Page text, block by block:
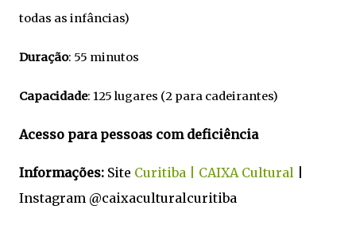
todas as infâncias)
Duração: 55 minutos
Capacidade: 125 lugares (2 para cadeirantes)
Acesso para pessoas com deficiência
Informações: Site Curitiba | CAIXA Cultural
Instagram @caixaculturalcuritiba